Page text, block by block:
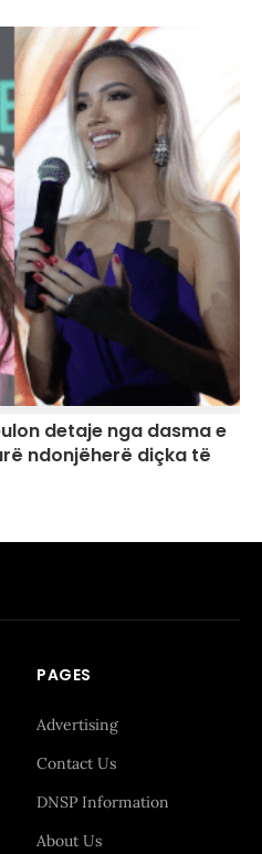
detaje nga dasma e
ndonjëherë diçka të
PAGES
Advertising
Contact Us
DNSP Information
About Us